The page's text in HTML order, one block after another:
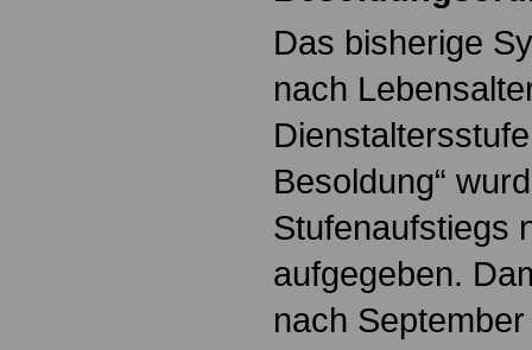
Das bisherige
nach
Besoldung“
Stufenaufstiegs
aufgegeben.
nach